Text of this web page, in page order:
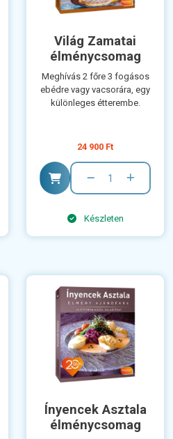
Világ Zamatai
élménycsomag
Meghívás 2 főre 3 fogásos
ebédre vagy vacsorára, egy
különleges étterembe.
24 900 Ft
Készleten
Ínyencek Asztala
élménycsomag